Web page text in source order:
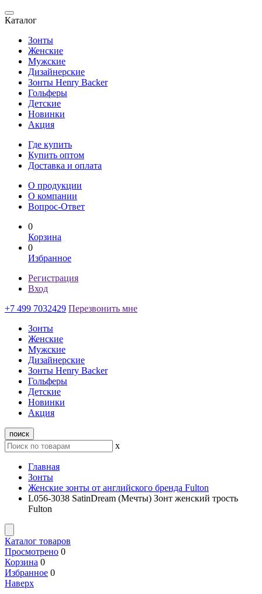
Каталог
Зонты
Женские
Мужские
Дизайнерские
Зонты Henry Backer
Гольферы
Детские
Новинки
Акция
Где купить
Купить оптом
Доставка и оплата
О продукции
О компании
Вопрос-Ответ
0
Корзина
0
Избранное
Регистрация
Вход
+7 499 7032429 Перезвонить мне
Зонты
Женские
Мужские
Дизайнерские
Зонты Henry Backer
Гольферы
Детские
Новинки
Акция
поиск
x
Главная
Зонты
Женские зонты от английского бренда Fulton
L056-3038 SatinDream (Мечты) Зонт женский трость
Fulton
Каталог товаров
Просмотрено 0
Корзина 0
Избранное 0
Наверх